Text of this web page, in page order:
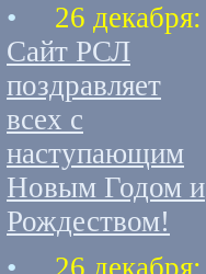
• 26 декабря:
Сайт РСЛ
поздравляет
всех с
наступающим
Новым Годом и
Рождеством!
• 26 декабря: